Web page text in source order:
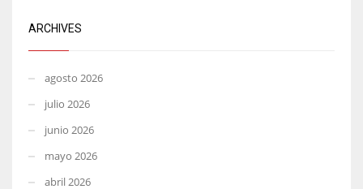
ARCHIVES
agosto 2026
julio 2026
junio 2026
mayo 2026
abril 2026